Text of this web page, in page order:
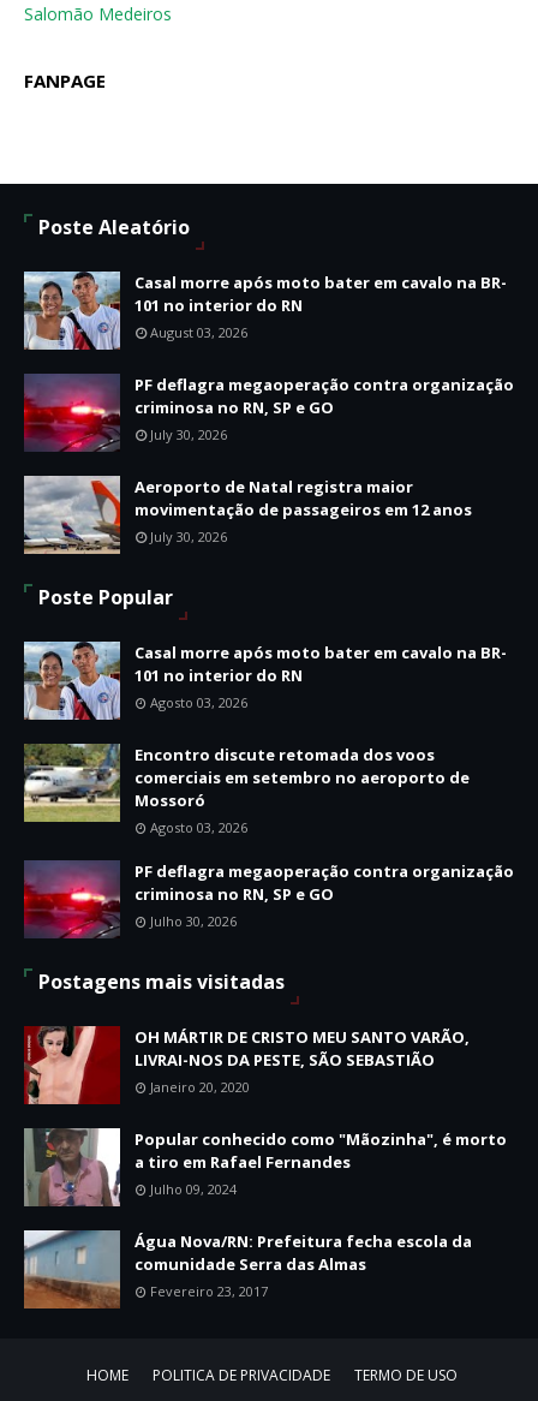
Salomão Medeiros
FANPAGE
Poste Aleatório
Casal morre após moto bater em cavalo na BR-
101 no interior do RN
August 03, 2026
PF deflagra megaoperação contra organização
criminosa no RN, SP e GO
July 30, 2026
Aeroporto de Natal registra maior
movimentação de passageiros em 12 anos
July 30, 2026
Poste Popular
Casal morre após moto bater em cavalo na BR-
101 no interior do RN
Agosto 03, 2026
Encontro discute retomada dos voos
comerciais em setembro no aeroporto de
Mossoró
Agosto 03, 2026
PF deflagra megaoperação contra organização
criminosa no RN, SP e GO
Julho 30, 2026
Postagens mais visitadas
OH MÁRTIR DE CRISTO MEU SANTO VARÃO,
LIVRAI-NOS DA PESTE, SÃO SEBASTIÃO
Janeiro 20, 2020
Popular conhecido como "Mãozinha", é morto
a tiro em Rafael Fernandes
Julho 09, 2024
Água Nova/RN: Prefeitura fecha escola da
comunidade Serra das Almas
Fevereiro 23, 2017
HOME POLITICA DE PRIVACIDADE TERMO DE USO